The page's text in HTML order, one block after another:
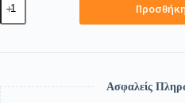
Ασφαλείς